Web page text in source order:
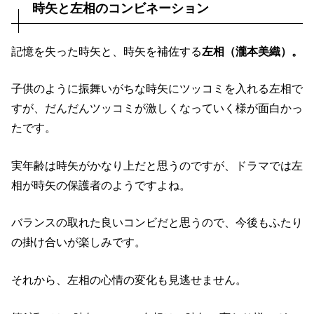
時矢と左相のコンビネーション
記憶を失った時矢と、時矢を補佐する左相（瀧本美織）。
子供のように振舞いがちな時矢にツッコミを入れる左相で
すが、だんだんツッコミが激しくなっていく様が面白かっ
たです。
実年齢は時矢がかなり上だと思うのですが、ドラマでは左
相が時矢の保護者のようですよね。
バランスの取れた良いコンビだと思うので、今後もふたり
の掛け合いが楽しみです。
それから、左相の心情の変化も見逃せません。